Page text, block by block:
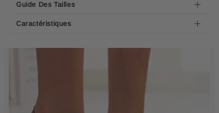
Guide Des Tailles
Caractéristiques